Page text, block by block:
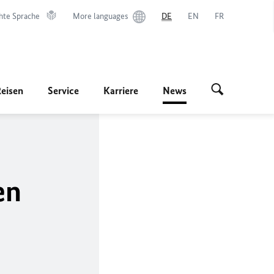
Sprache More languages DE EN FR
Service Karriere News